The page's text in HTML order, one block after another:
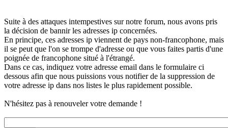
Suite à des attaques intempestives sur notre forum, nous avons pris
la décision de bannir les adresses ip concernées.
En principe, ces adresses ip viennent de pays non-francophone, mais
il se peut que l'on se trompe d'adresse ou que vous faites partis d'une
poignée de francophone situé à l'étrangé.
Dans ce cas, indiquez votre adresse email dans le formulaire ci
dessous afin que nous puissions vous notifier de la suppression de
votre adresse ip dans nos listes le plus rapidement possible.
N'hésitez pas à renouveler votre demande !